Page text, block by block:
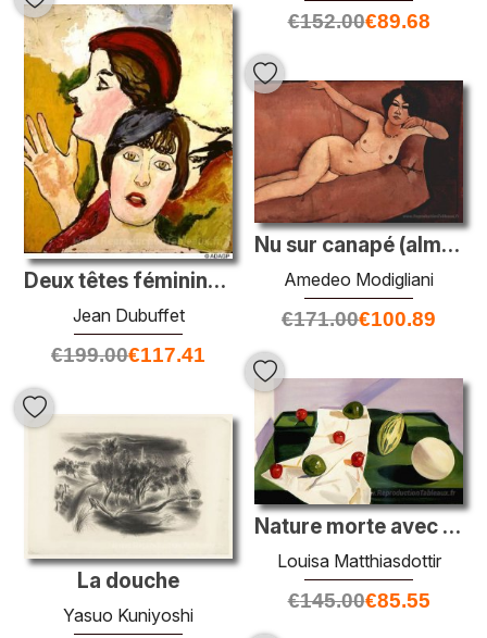
€152.00€89.68
Deux têtes féminines dans le profil
Jean Dubuffet
€199.00€117.41
Nu sur canapé (almaisa)
Amedeo Modigliani
€171.00€100.89
Nature morte avec melon chinois
Louisa Matthiasdottir
€145.00€85.55
La douche
Yasuo Kuniyoshi